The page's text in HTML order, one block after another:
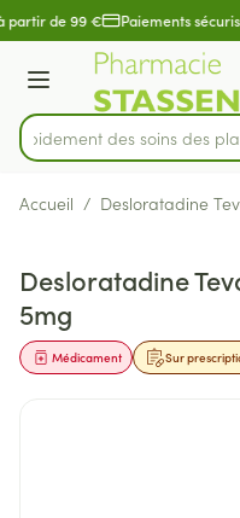
Aller au contenu
1 de 1
partir de 99 € Paiements
Menu
Rechercher
rapidement des soins des
Accueil / Desloratadine
Desloratadine
5mg
Sur
Médicament